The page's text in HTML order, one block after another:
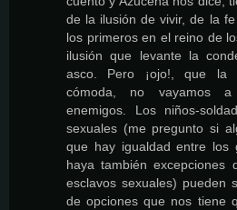
de la ilusión de vivir, de la
los primeros en el reino de
ilusión que levante la
asco. Pero ¡ojo!, que la
cómoda, no vayamos
enemigos. Los niños-
sexuales (me pregunto si
que hay igualdad entre los
haya también excepciones
esclavos sexuales) pueden
de opciones que nos tiene